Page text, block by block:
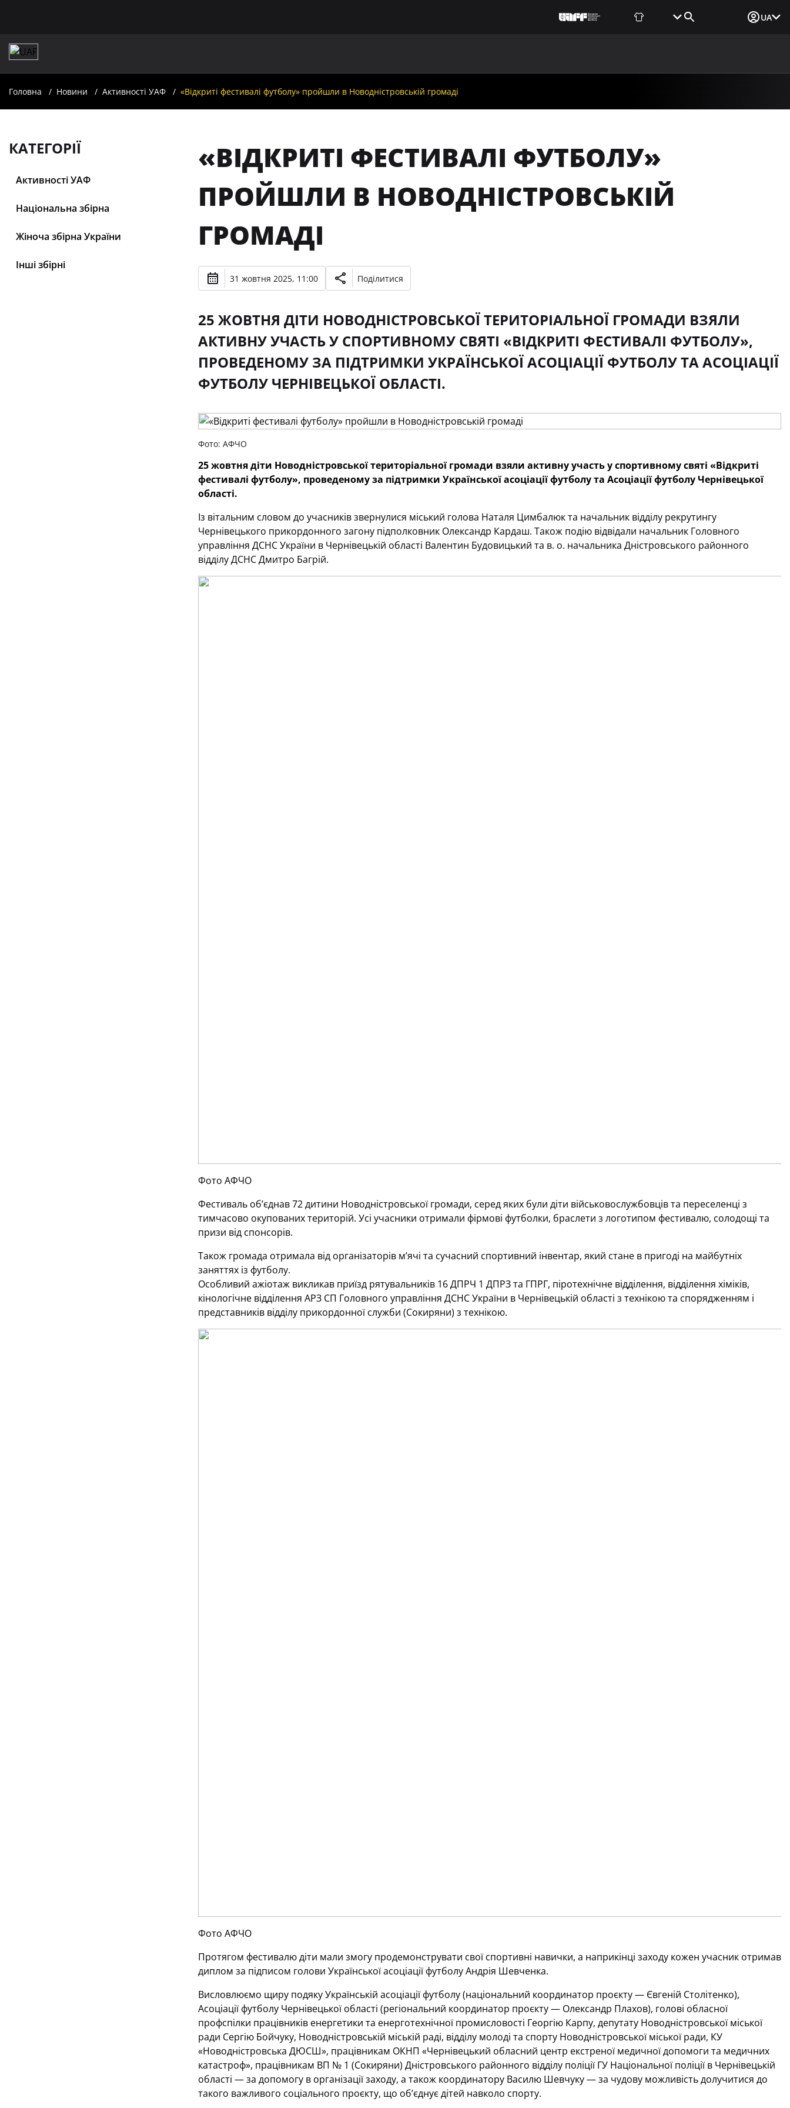
UA
Головна Новини Активності УАФ «Відкриті фестивалі футболу» пройшли в Новодністровській громаді
КАТЕГОРІЇ
Активності УАФ
Національна збірна
Жіноча збірна України
Інші збірні
«ВІДКРИТІ ФЕСТИВАЛІ ФУТБОЛУ»
ПРОЙШЛИ В НОВОДНІСТРОВСЬКІЙ
ГРОМАДІ
31 жовтня 2025, 11:00 Поділитися
25 ЖОВТНЯ ДІТИ НОВОДНІСТРОВСЬКОЇ ТЕРИТОРІАЛЬНОЇ ГРОМАДИ ВЗЯЛИ
АКТИВНУ УЧАСТЬ У СПОРТИВНОМУ СВЯТІ «ВІДКРИТІ ФЕСТИВАЛІ ФУТБОЛУ»,
ПРОВЕДЕНОМУ ЗА ПІДТРИМКИ УКРАЇНСЬКОЇ АСОЦІАЦІЇ ФУТБОЛУ ТА АСОЦІАЦІЇ
ФУТБОЛУ ЧЕРНІВЕЦЬКОЇ ОБЛАСТІ.
Фото: АФЧО
25 жовтня діти Новодністровської територіальної громади взяли активну участь у спортивному святі «Відкриті
фестивалі футболу», проведеному за підтримки Української асоціації футболу та Асоціації футболу Чернівецької
області.
Із вітальним словом до учасників звернулися міський голова Наталя Цимбалюк та начальник відділу рекрутингу
Чернівецького прикордонного загону підполковник Олександр Кардаш. Також подію відвідали начальник Головного
управління ДСНС України в Чернівецькій області Валентин Будовицький та в. о. начальника Дністровського районного
відділу ДСНС Дмитро Багрій.
Фото АФЧО
Фестиваль об’єднав 72 дитини Новодністровської громади, серед яких були діти військовослужбовців та переселенці з
тимчасово окупованих територій. Усі учасники отримали фірмові футболки, браслети з логотипом фестивалю, солодощі та
призи від спонсорів.
Також громада отримала від організаторів м’ячі та сучасний спортивний інвентар, який стане в пригоді на майбутніх
заняттях із футболу.
Особливий ажіотаж викликав приїзд рятувальників 16 ДПРЧ 1 ДПРЗ та ГПРГ, піротехнічне відділення, відділення хіміків,
кінологічне відділення АРЗ СП Головного управління ДСНС України в Чернівецькій області з технікою та спорядженням і
представників відділу прикордонної служби (Сокиряни) з технікою.
Фото АФЧО
Протягом фестивалю діти мали змогу продемонструвати свої спортивні навички, а наприкінці заходу кожен учасник отримав
диплом за підписом голови Української асоціації футболу Андрія Шевченка.
Висловлюємо щиру подяку Українській асоціації футболу (національний координатор проєкту — Євгеній Столітенко),
Асоціації футболу Чернівецької області (регіональний координатор проєкту — Олександр Плахов), голові обласної
профспілки працівників енергетики та енерготехнічної промисловості Георгію Карпу, депутату Новодністровської міської
ради Сергію Бойчуку, Новодністровській міській раді, відділу молоді та спорту Новодністровської міської ради, КУ
«Новодністровська ДЮСШ», працівникам ОКНП «Чернівецький обласний центр екстреної медичної допомоги та медичних
катастроф», працівникам ВП № 1 (Сокиряни) Дністровського районного відділу поліції ГУ Національної поліції в Чернівецькій
області — за допомогу в організації заходу, а також координатору Василю Шевчуку — за чудову можливість долучитися до
такого важливого соціального проєкту, що об’єднує дітей навколо спорту.